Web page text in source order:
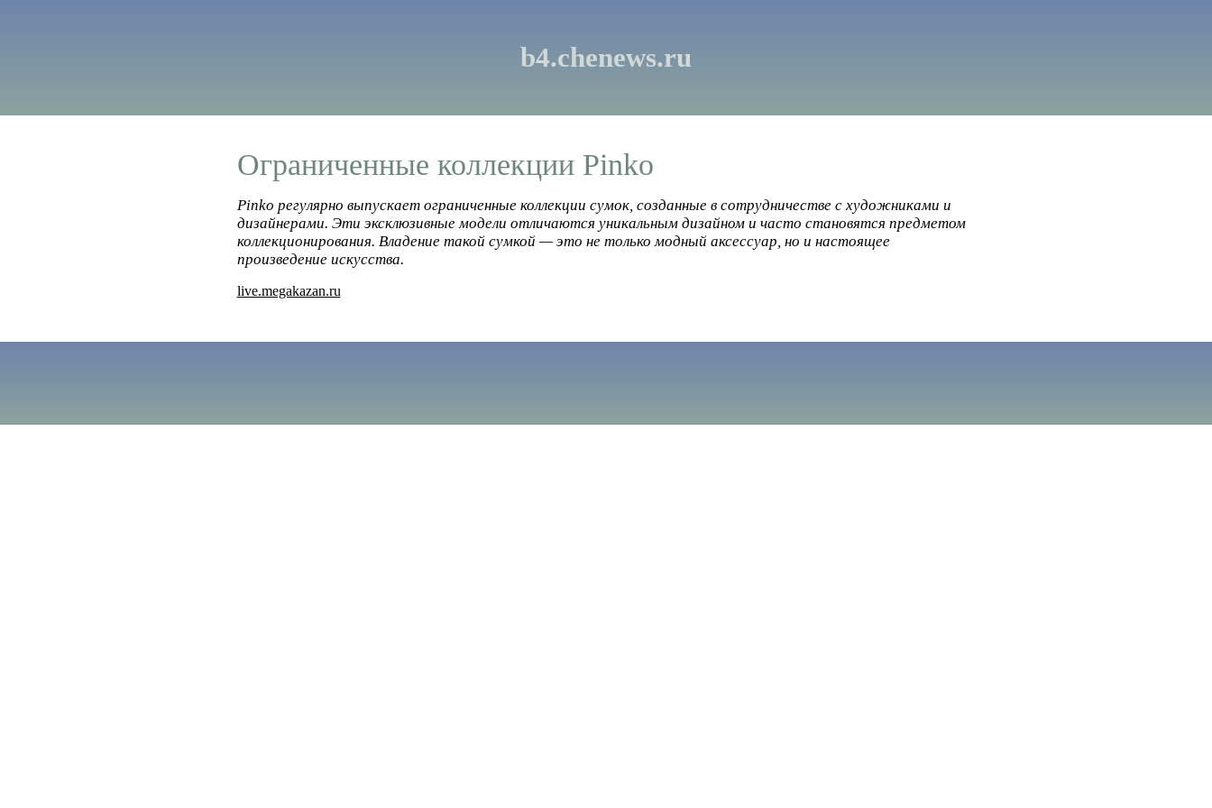
b4.chenews.ru
Ограниченные коллекции Pinko
Pinko регулярно выпускает ограниченные коллекции сумок, созданные в сотрудничестве с художниками и
дизайнерами. Эти эксклюзивные модели отличаются уникальным дизайном и часто становятся предметом
коллекционирования. Владение такой сумкой — это не только модный аксессуар, но и настоящее
произведение искусства.
live.megakazan.ru